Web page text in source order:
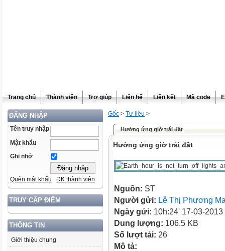
Trang chủ Thành viên Trợ giúp Liên hệ Liên kết Mã code
ĐĂNG NHẬP
Tên truy nhập
Mật khẩu
Ghi nhớ
Quên mật khẩu ĐK thành viên
TRUY CẬP ĐIỂM
THÔNG TIN
Giới thiệu chung
Gốc > Tư liệu >
Hưởng ứng giờ trái đất
Hưởng ứng giờ trái đất
Nguồn: ST
Người gửi: Lê Thị Phương
Ngày gửi: 10h:24' 17-03-2013
Dung lượng: 106.5 KB
Số lượt tải: 26
Mô tả: